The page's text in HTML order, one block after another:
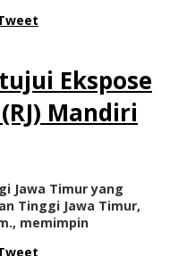
Ekspose
Mandiri
Jawa Timur yang
Tinggi Jawa Timur,
memimpin